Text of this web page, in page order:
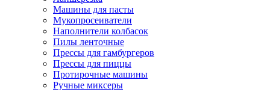
Машины для пасты
Мукопросеиватели
Наполнители колбасок
Пилы ленточные
Прессы для гамбургеров
Прессы для пиццы
Протирочные машины
Ручные миксеры